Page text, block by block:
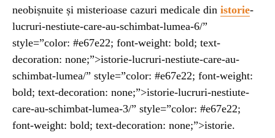
neobișnuite și misterioase cazuri medicale din istorie-
lucruri-nestiute-care-au-schimbat-lumea-6/”
style=”color: #e67e22; font-weight: bold; text-
decoration: none;”>istorie-lucruri-nestiute-care-au-
schimbat-lumea/” style=”color: #e67e22; font-weight:
bold; text-decoration: none;”>istorie-lucruri-nestiute-
care-au-schimbat-lumea-3/” style=”color: #e67e22;
font-weight: bold; text-decoration: none;”>istorie.